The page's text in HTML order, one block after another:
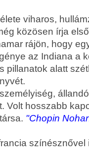
viharos,
közösen írja
rájön, hogy
az Indiana a
pillanatok alatt
Volt hosszabb
"Chopin
színésznővel